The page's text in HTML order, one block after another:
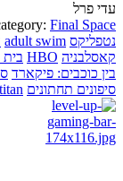
עדי פרל
Final Space
נטפליקס adult swim
קאסלבניה HBO בית
בין כוכבים: פיקארד
סיפונים תחתונים